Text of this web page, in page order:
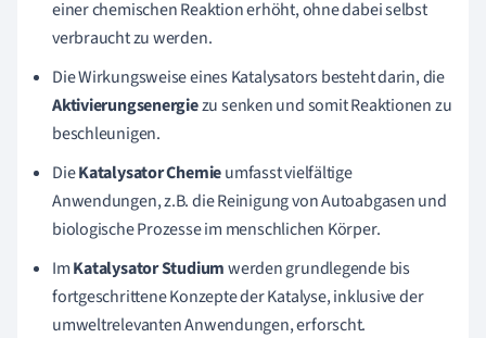
einer chemischen Reaktion erhöht, ohne dabei selbst
verbraucht zu werden.
Die Wirkungsweise eines Katalysators besteht darin, die
Aktivierungsenergiezu senken und somit Reaktionen zu
beschleunigen.
DieKatalysator Chemieumfasst vielfältige
Anwendungen, z.B. die Reinigung von Autoabgasen und
biologische Prozesse im menschlichen Körper.
ImKatalysator Studiumwerden grundlegende bis
fortgeschrittene Konzepte der Katalyse, inklusive der
umweltrelevanten Anwendungen, erforscht.